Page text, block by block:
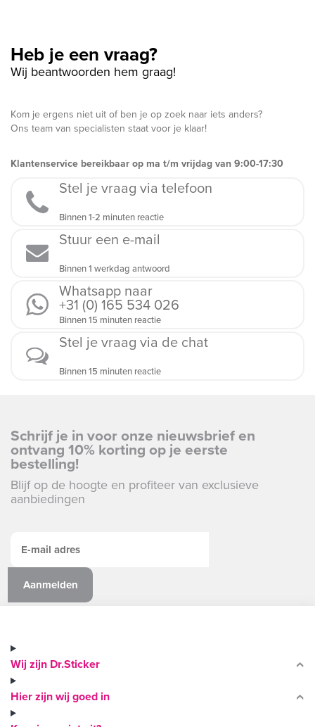
Heb je een vraag?
Wij beantwoorden hem graag!
Kom je ergens niet uit of ben je op zoek naar iets anders?
Ons team van specialisten staat voor je klaar!
Klantenservice bereikbaar op ma t/m vrijdag van 9:00-17:30
Stel je vraag via telefoon
Binnen 1-2 minuten reactie
Stuur een e-mail
Binnen 1 werkdag antwoord
Whatsapp naar
+31 (0) 165 534 026
Binnen 15 minuten reactie
Stel je vraag via de chat
Binnen 15 minuten reactie
Schrijf je in voor onze nieuwsbrief en
ontvang 10% korting op je eerste
bestelling!
Blijf op de hoogte en profiteer van exclusieve
aanbiedingen
Wij zijn Dr.Sticker
Hier zijn wij goed in